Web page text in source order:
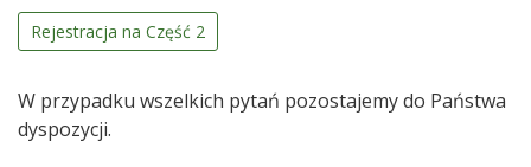
Rejestracja na Część 2
W przypadku wszelkich pytań pozostajemy do Państwa
dyspozycji.